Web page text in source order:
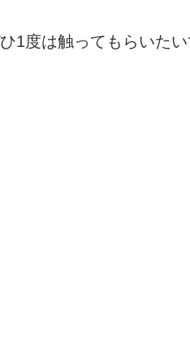
1度は触ってもらいた